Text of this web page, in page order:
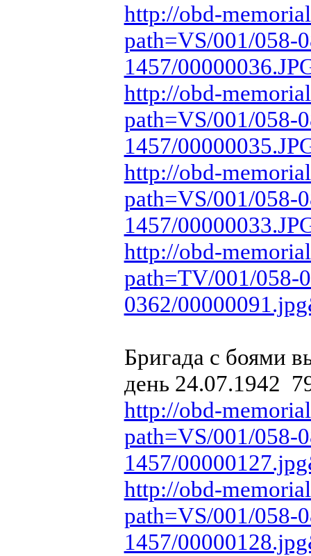
http://obd-
path=VS/001/058-
1457/
http://obd-
path=VS/001/058-
1457/
http://obd-
path=VS/001/058-
1457/
http://obd-
path=TV/001/058-
0362/
Бригада с боями
день 24.07.1942
http://obd-
path=VS/001/058-
1457/
http://obd-
path=VS/001/058-
1457/